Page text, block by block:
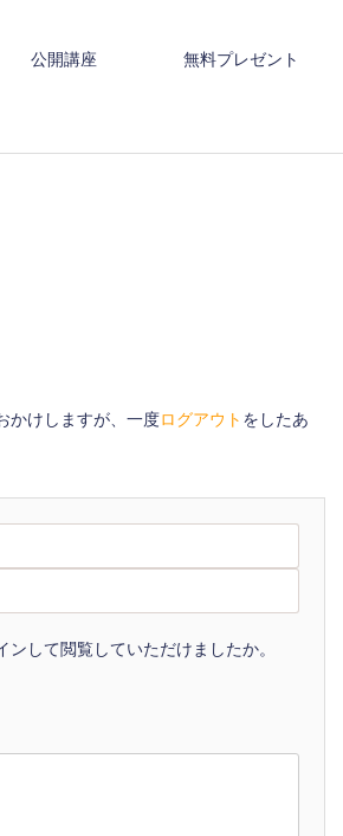
公開講座 無料プレゼント
かけしますが、一度ログアウト をしたあ
して閲覧していただけましたか。